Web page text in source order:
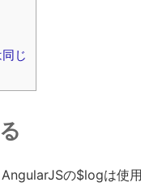
じ
の$logは使